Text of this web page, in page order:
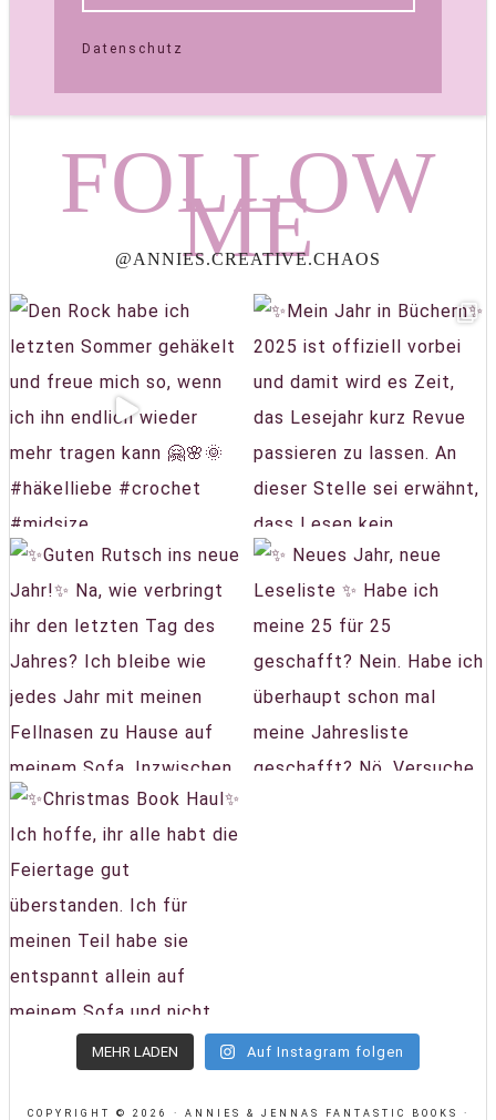
Datenschutz
FOLLOW
ME
@ANNIES.CREATIVE.CHAOS
MEHR LADEN Auf Instagram folgen
COPYRIGHT © 2026 · ANNIES & JENNAS FANTASTIC BOOKS ·